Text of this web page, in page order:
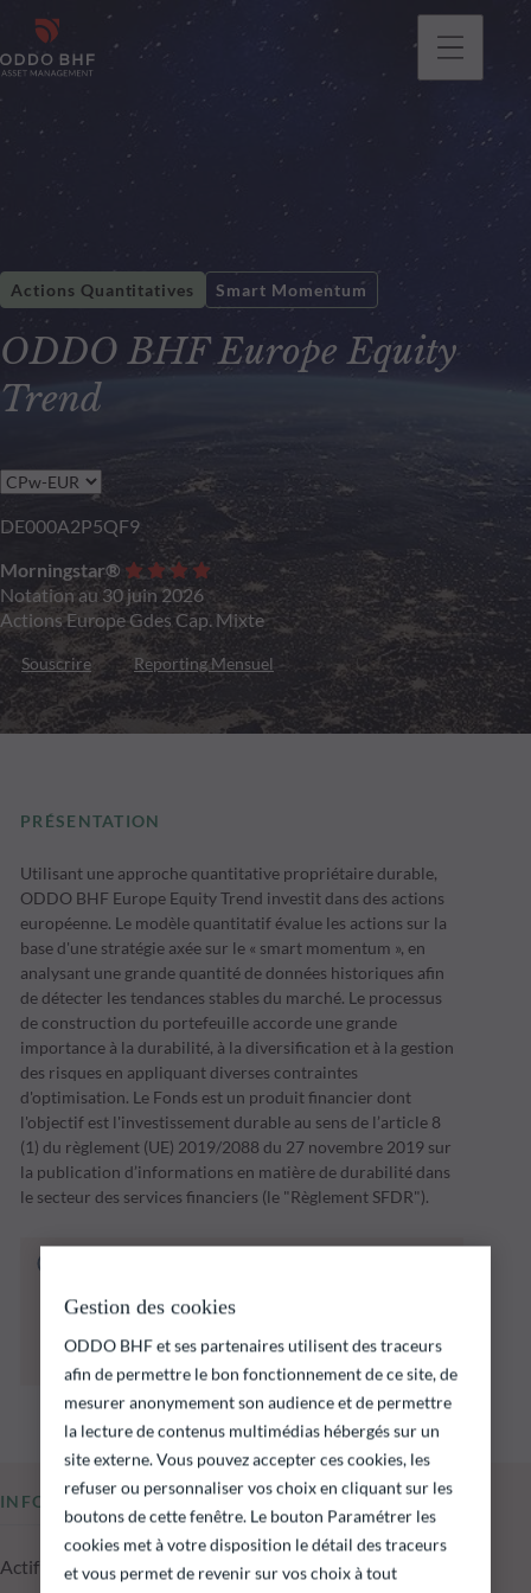
ODDO BHF Europe Equity
Trend
Actions Quantitatives Smart Momentum
DE000A2P5QF9
Morningstar®
Notation au 30 juin 2026
Actions Europe Gdes Cap. Mixte
Souscrire Reporting Mensuel
PRÉSENTATION
Utilisant une approche quantitative propriétaire durable,
ODDO BHF Europe Equity Trend investit dans des actions
européenne. Le modèle quantitatif évalue les actions sur la
base d'une stratégie axée sur le « smart momentum », en
analysant une grande quantité de données historiques afin
de détecter les tendances stables du marché. Le processus
de construction du portefeuille accorde une grande
importance à la durabilité, à la diversification et à la gestion
des risques en appliquant diverses contraintes
d'optimisation. Le Fonds est un produit financier dont
l'objectif est l'investissement durable au sens de l’article 8
(1) du règlement (UE) 2019/2088 du 27 novembre 2019 sur
la publication d’informations en matière de durabilité dans
le secteur des services financiers (le "Règlement SFDR").
Il est rappelé que les performances passées ne
préjugent pas des performances futures et ne
sont pas constantes dans le temps.
INFORMATIONS CLÉS
Actif net du fonds au 04.08.2026
Gestion des cookies
ODDO BHF et ses partenaires utilisent des traceurs
afin de permettre le bon fonctionnement de ce site, de
mesurer anonymement son audience et de permettre
la lecture de contenus multimédias hébergés sur un
site externe. Vous pouvez accepter ces cookies, les
refuser ou personnaliser vos choix en cliquant sur les
boutons de cette fenêtre. Le bouton Paramétrer les
cookies met à votre disposition le détail des traceurs
et vous permet de revenir sur vos choix à tout